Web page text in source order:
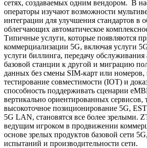
сетях, создаваемых одним вендором. В
операторы изучают возможности
интеграции для улучшения стандартов в
облегчающих автоматическое
Типичные услуги, которые появляются
коммерциализации 5G, включая услуги
услуги биллинга, передачу обслуживания
базовой станции к другой и миграцию
данных без смены SIM-карт или
тестирование совместимости (IOT) и
способность поддерживать сценарии
вертикально ориентированных сервисов,
высокоточное позиционирование 5G,
5G LAN, становятся все более зрелыми.
ведущим игроком в продвижении
основе зрелых продуктов базовой сети
испытаний и производительности сети.